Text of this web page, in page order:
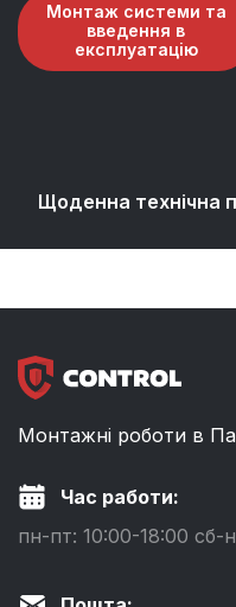
Монтаж системи та
введення в
експлуатацію
Щоденна технічна
Монтажні роботи в
Час работи:
пн-пт: 10:00-18:00 сб-